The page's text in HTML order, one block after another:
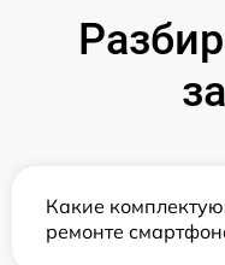
Какие
ремонте